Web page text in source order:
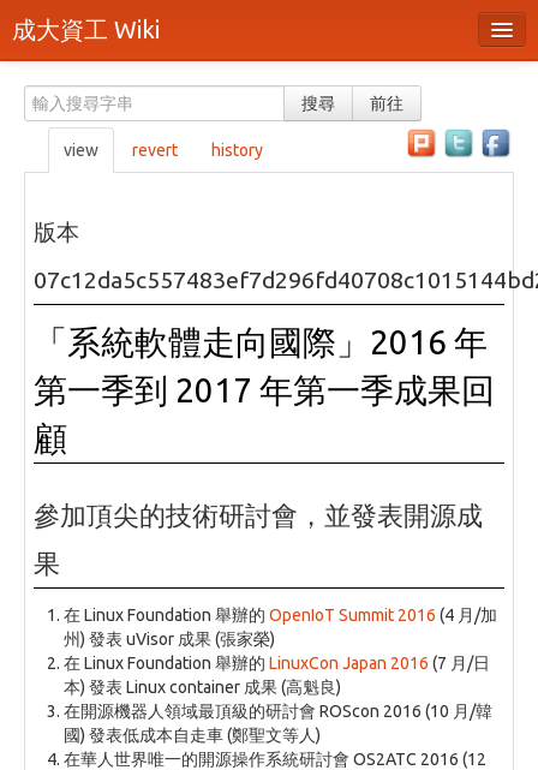
成大資工 Wiki
分類
隨機頁面
最近活動
上傳檔案
頁面原始檔
可列印版本
刪除本頁
登入 / 註冊帳號
搜尋 前往
view revert history
版本
「系統軟體走向國際」2016 年
第一季到 2017 年第一季成果回
顧
參加頂尖的技術研討會，並發表開源成
果
在 Linux Foundation 舉辦的 OpenIoT Summit 2016 (4 月/加
州) 發表 uVisor 成果 (張家榮)
在 Linux Foundation 舉辦的 LinuxCon Japan 2016 (7 月/日
本) 發表 Linux container 成果 (高魁良)
在開源機器人領域最頂級的研討會 ROScon 2016 (10 月/韓
國) 發表低成本自走車 (鄭聖文等人)
在華人世界唯一的開源操作系統研討會 OS2ATC 2016 (12